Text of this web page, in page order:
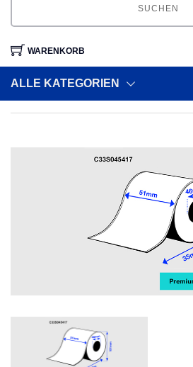
SUCHEN
WARENKORB
ALLE KATEGORIEN